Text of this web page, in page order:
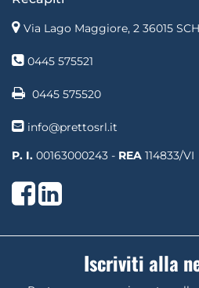
Via Lago Maggiore, 2 36015
0445 575521
0445 575520
info@prettosrl.it
P. I. 00163000243 - REA 114833/VI
Facebook
LinkedIn
Iscriviti alla